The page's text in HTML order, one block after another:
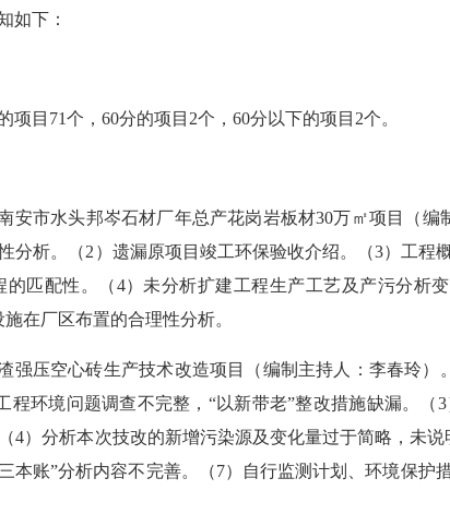
如下：
项目 71个，60分的项目 2个 ，60分 以下的项目 2个。
安市水头邦岑石材厂年总产花岗岩板材30万㎡项目 （编
分析。
（2） 遗漏原项目竣工环保验收介绍。 （3） 工程
的匹配性。 （4） 未分析扩建工程生产工艺及产污分析
在厂区布置的合理性分析。
压空心砖生产技术改造项目（编制主持人： 李春玲）。
环境问题调查不完整，“以新带老”整改措施缺漏。
4）分析本次技改的新增污染源及变化量过于简略，未
本账”分析内容不完善。（7）自行监测计划、环境保